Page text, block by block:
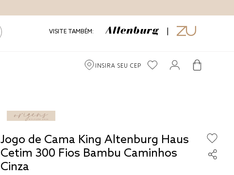
VISITE TAMBÉM:
INSIRA SEU CEP
Jogo de Cama King Altenburg Haus
Cetim 300 Fios Bambu Caminhos
Cinza